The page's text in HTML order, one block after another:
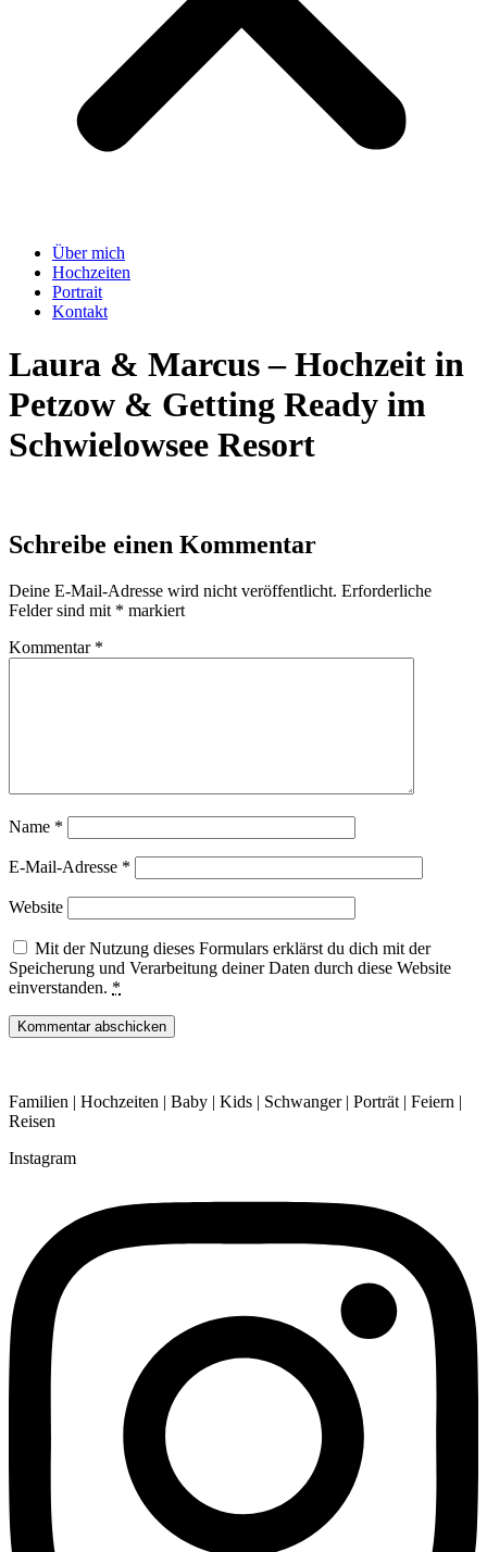
Über mich
Hochzeiten
Portrait
Kontakt
Laura & Marcus – Hochzeit in
Petzow & Getting Ready im
Schwielowsee Resort
Schreibe einen Kommentar
Deine E-Mail-Adresse wird nicht veröffentlicht. Erforderliche
Felder sind mit * markiert
Kommentar *
Name *
E-Mail-Adresse *
Website
Mit der Nutzung dieses Formulars erklärst du dich mit der
Speicherung und Verarbeitung deiner Daten durch diese Website
einverstanden. *
Familien | Hochzeiten | Baby | Kids | Schwanger | Porträt | Feiern |
Reisen
Instagram